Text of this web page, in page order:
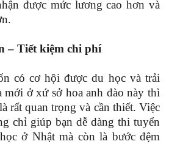
được mức lương cao hơn và
– Tiết kiệm chi phí
có cơ hội được du học và trải
mới ở xứ sở hoa anh đào này thì
rất quan trọng và cần thiết. Việc
chỉ giúp bạn dễ dàng thi tuyển
ở Nhật mà còn là bước đệm